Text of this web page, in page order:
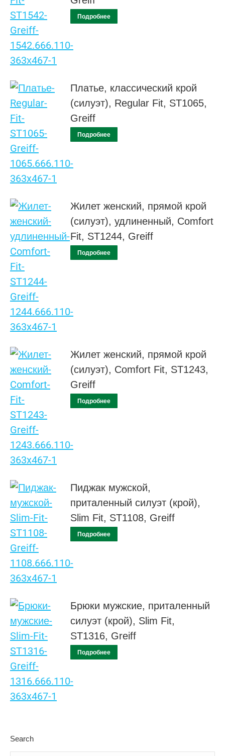
Подробнее
Платье, классический крой
(силуэт), Regular Fit, ST1065,
Greiff
Подробнее
Жилет женский, прямой крой
(силуэт), удлиненный, Comfort
Fit, ST1244, Greiff
Подробнее
Жилет женский, прямой крой
(силуэт), Comfort Fit, ST1243,
Greiff
Подробнее
Пиджак мужской,
приталенный силуэт (крой),
Slim Fit, ST1108, Greiff
Подробнее
Брюки мужские, приталенный
силуэт (крой), Slim Fit,
ST1316, Greiff
Подробнее
Search